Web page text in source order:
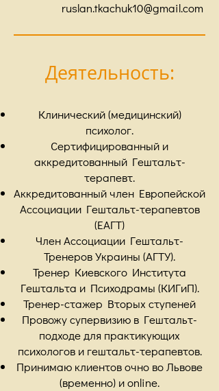
ruslan.tkachuk10@gmail.com
Деятельность:
Клинический (медицинский)
психолог.
Сертифицированный и
аккредитованный Гештальт-
терапевт.
Аккредитованный член Европейской
Ассоциации Гештальт-терапевтов
(ЕАГТ)
Член Ассоциации Гештальт-
Тренеров Украины (АГТУ).
Тренер Киевского Института
Гештальта и Психодрамы (КИГиП).
Тренер-стажер Вторых ступеней
Провожу супервизию в Гештальт-
подходе для практикующих
психологов и гештальт-терапевтов.
Принимаю клиентов очно во Львове
(временно) и online.